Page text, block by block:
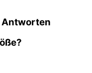
Antworten